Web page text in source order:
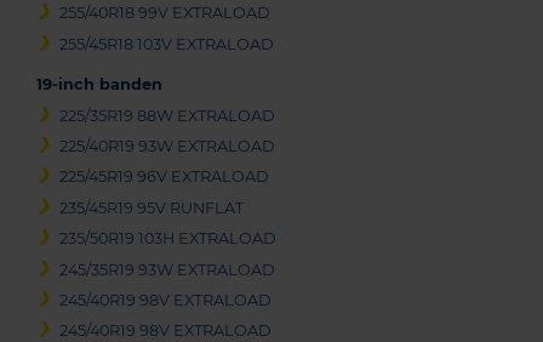
255/40R18 99V EXTRALOAD
255/45R18 103V EXTRALOAD
19-inch banden
225/35R19 88W EXTRALOAD
225/40R19 93W EXTRALOAD
225/45R19 96V EXTRALOAD
235/45R19 95V RUNFLAT
235/50R19 103H EXTRALOAD
245/35R19 93W EXTRALOAD
245/40R19 98V EXTRALOAD
245/40R19 98V EXTRALOAD